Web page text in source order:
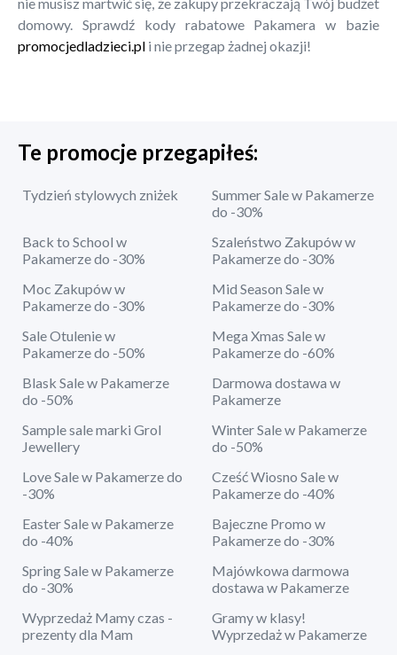
domowy. Sprawdź kody rabatowe Pakamera w bazie
promocjedladzieci.pl i nie przegap żadnej okazji!
Te promocje przegapiłeś:
Tydzień stylowych zniżek
Summer Sale w Pakamerze
do -30%
Back to School w
Pakamerze do -30%
Szaleństwo Zakupów w
Pakamerze do -30%
Moc Zakupów w
Pakamerze do -30%
Mid Season Sale w
Pakamerze do -30%
Sale Otulenie w
Pakamerze do -50%
Mega Xmas Sale w
Pakamerze do -60%
Blask Sale w Pakamerze
do -50%
Darmowa dostawa w
Pakamerze
Sample sale marki Grol
Jewellery
Winter Sale w Pakamerze
do -50%
Love Sale w Pakamerze do
-30%
Cześć Wiosno Sale w
Pakamerze do -40%
Easter Sale w Pakamerze
do -40%
Bajeczne Promo w
Pakamerze do -30%
Spring Sale w Pakamerze
do -30%
Majówkowa darmowa
dostawa w Pakamerze
Wyprzedaż Mamy czas -
prezenty dla Mam
Gramy w klasy!
Wyprzedaż w Pakamerze